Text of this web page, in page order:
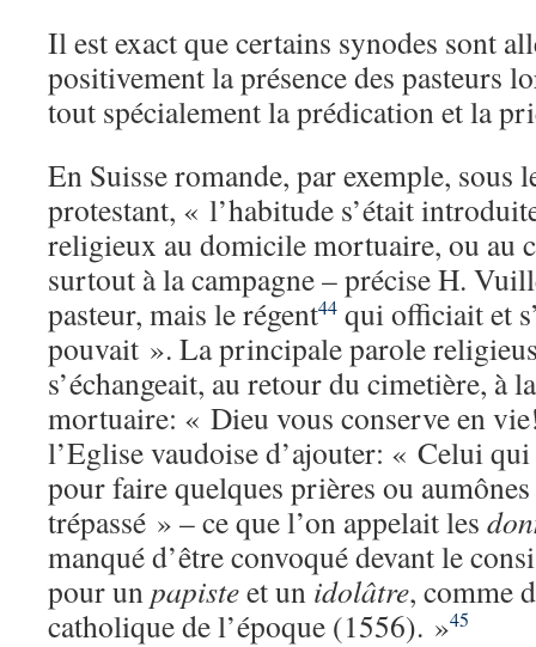
Il est exact que certains synodes sont
positivement la présence des pasteurs
tout spécialement la prédication et la
En Suisse romande, par exemple, sous
protestant, « l’habitude s’était
religieux au domicile mortuaire, ou au
surtout à la campagne – précise H.
pasteur, mais le régent44 qui officiait et
pouvait ». La principale parole
s’échangeait, au retour du cimetière, à
mortuaire: « Dieu vous conserve en
l’Eglise vaudoise d’ajouter: « Celui
pour faire quelques prières ou
trépassé » – ce que l’on appelait les
manqué d’être convoqué devant le
pour unpapisteet un idolâtre, comme
catholique de l’époque (1556). »45